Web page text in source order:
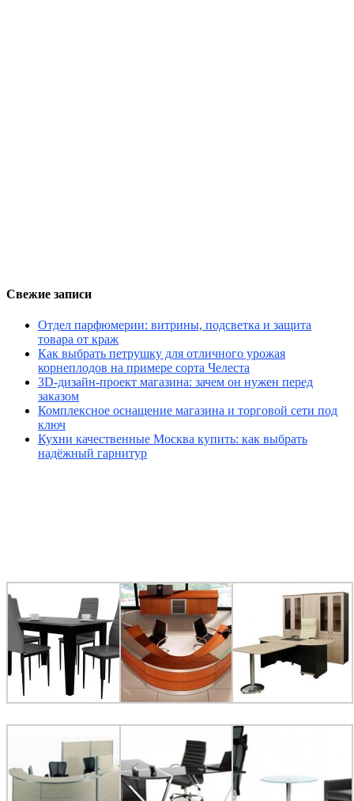
Свежие записи
Отдел парфюмерии: витрины, подсветка и защита
товара от краж
Как выбрать петрушку для отличного урожая
корнеплодов на примере сорта Челеста
3D-дизайн-проект магазина: зачем он нужен перед
заказом
Комплексное оснащение магазина и торговой сети под
ключ
Кухни качественные Москва купить: как выбрать
надёжный гарнитур